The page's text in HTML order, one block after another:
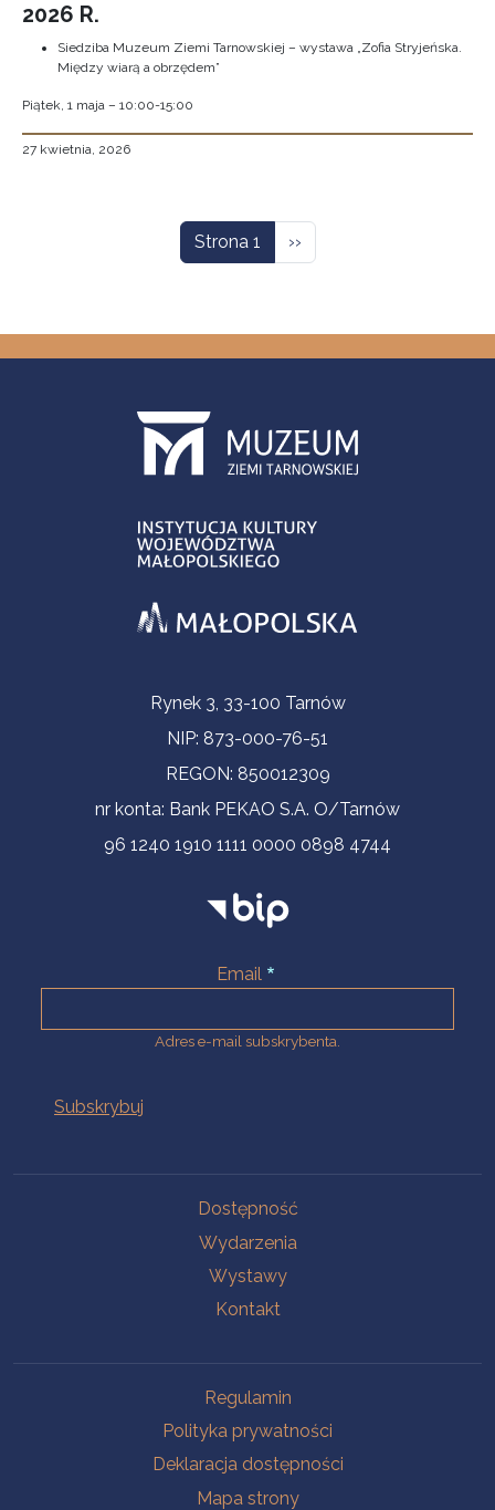
2026 R.
Siedziba Muzeum Ziemi Tarnowskiej – wystawa „Zofia Stryjeńska.
Między wiarą a obrzędem”
Piątek, 1 maja – 10:00-15:00
27 kwietnia, 2026
Strona 1 Następna strona
››
Informacje kontaktoweRynek 3, 33-100 Tarnów
NIP: 873-000-76-51
REGON: 850012309
nr konta: Bank PEKAO S.A. O/Tarnów
96 1240 1910 1111 0000 0898 4744
Email
Adres e-mail subskrybenta.
Dostępność
Wydarzenia
Wystawy
Kontakt
Regulamin
Polityka prywatności
Deklaracja dostępności
Mapa strony